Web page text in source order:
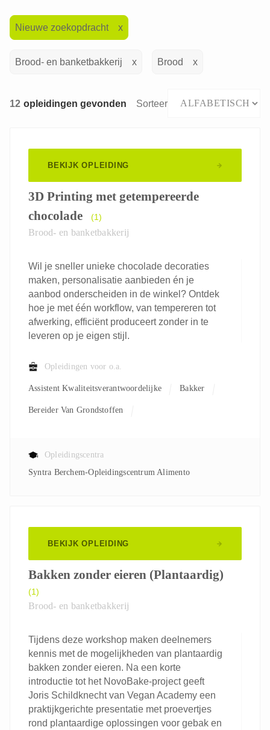
Nieuwe zoekopdracht
Brood- en banketbakkerij Brood
12 opleidingen gevonden Sorteer
BEKIJK OPLEIDING
3D Printing met getempereerde
chocolade
(1)
Brood- en banketbakkerij
Wil je sneller unieke chocolade decoraties
maken, personalisatie aanbieden én je
aanbod onderscheiden in de winkel? Ontdek
hoe je met één workflow, van tempereren tot
afwerking, efficiënt produceert zonder in te
leveren op je eigen stijl.
Opleidingen voor o.a.
Assistent Kwaliteitsverantwoordelijke Bakker
Bereider Van Grondstoffen
Processoperator
Verantwoordelijke Productie Verpakkingsoperator
Opleidingscentra
Syntra Berchem-Opleidingscentrum Alimento
BEKIJK OPLEIDING
Bakken zonder eieren (Plantaardig)
(1)
Brood- en banketbakkerij
Tijdens deze workshop maken deelnemers
kennis met de mogelijkheden van plantaardig
bakken zonder eieren. Na een korte
introductie tot het NovoBake-project geeft
Joris Schildknecht van Vegan Academy een
praktijkgerichte presentatie met proevertjes
rond plantaardige oplossingen voor gebak en